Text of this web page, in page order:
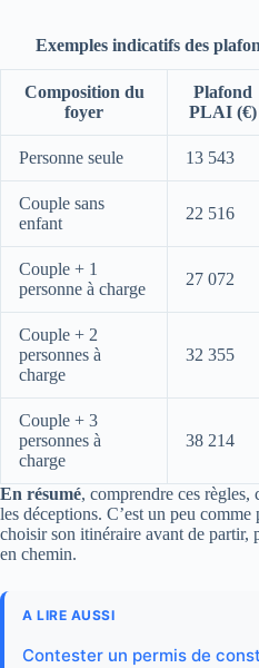
Exemples indicatifs des
Composition du
foyer
Plafond
PLAI (€)
Personne seule 13 543
Couple sans
enfant
22 516
Couple + 1
personne à charge
27 072
Couple + 2
personnes à
charge
32 355
Couple + 3
personnes à
charge
38 214
En résumé, comprendre ces règles,
les déceptions. C’est un peu
choisir son itinéraire avant de partir,
en chemin.
A LIRE AUSSI
Contester un permis de